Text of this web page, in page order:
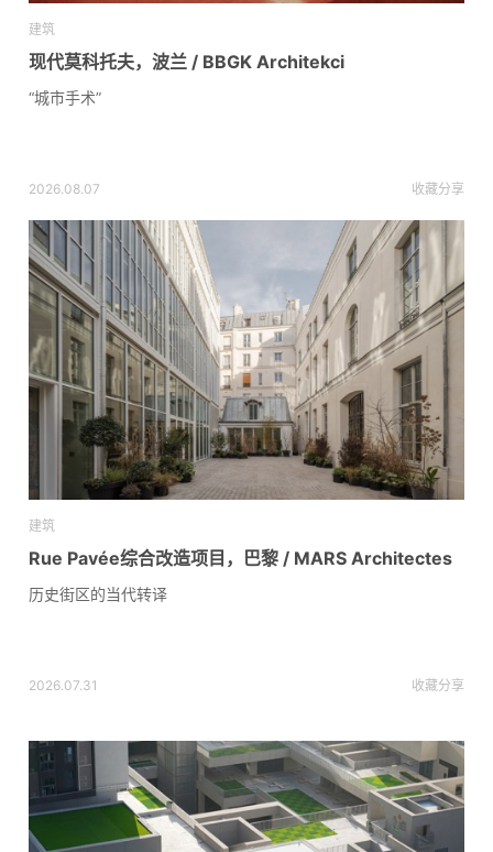
建筑
现代莫科托夫，波兰 / BBGK Architekci
“城市手术”
2026.08.07 收藏分享
建筑
Rue Pavée综合改造项目，巴黎 / MARS Architectes
历史街区的当代转译
2026.07.31 收藏分享